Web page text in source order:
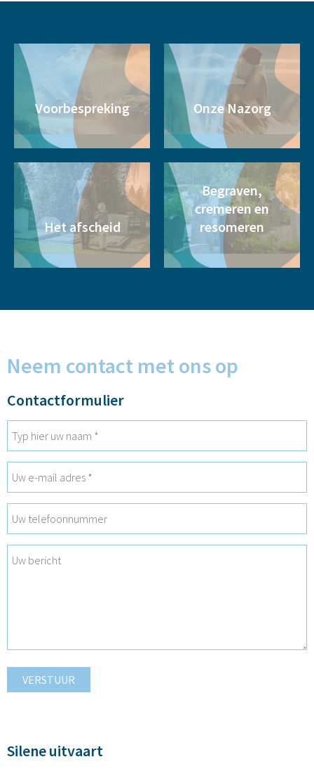
Voorbespreking Onze Nazorg
Het afscheid
Begraven,
cremeren en
resomeren
Neem contact met ons op
Contactformulier
VERSTUUR
Silene uitvaart